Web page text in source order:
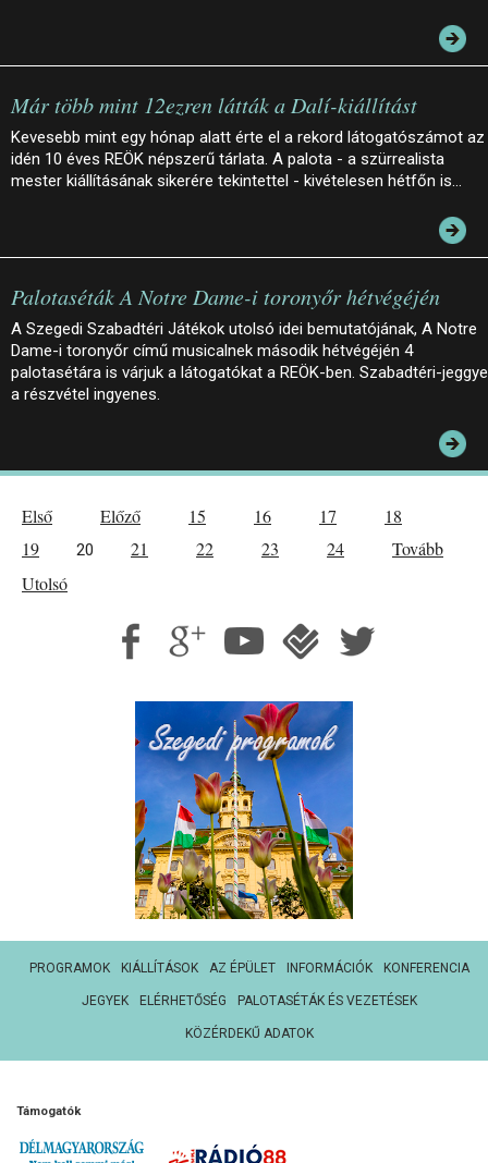
Már több mint 12ezren látták a Dalí-kiállítást
Kevesebb mint egy hónap alatt érte el a rekord látogatószámot az
idén 10 éves REÖK népszerű tárlata. A palota - a szürrealista
mester kiállításának sikerére tekintettel - kivételesen hétfőn is…
Palotaséták A Notre Dame-i toronyőr hétvégéjén
A Szegedi Szabadtéri Játékok utolsó idei bemutatójának, A Notre
Dame-i toronyőr című musicalnek második hétvégéjén 4
palotasétára is várjuk a látogatókat a REÖK-ben. Szabadtéri-
a részvétel ingyenes.
Első Előző 15 16 17
18
19
20 21 22 23 24
Tovább
Utolsó
PROGRAMOK KIÁLLÍTÁSOK AZ ÉPÜLET INFORMÁCIÓK KONFERENCIA
JEGYEK ELÉRHETŐSÉG PALOTASÉTÁK ÉS VEZETÉSEK
KÖZÉRDEKŰ ADATOK
Támogatók